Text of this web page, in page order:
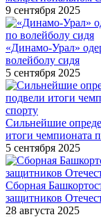
9 сентября 2025
«Динамо-Урал»
волейболу сидя
5 сентября 2025
Сильнейшие
итоги чемпионата
5 сентября 2025
Сборная
защитников
28 августа 2025